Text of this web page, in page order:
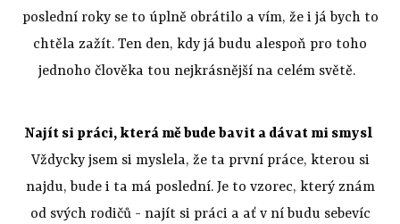
poslední roky se to úplně obrátilo a vím, že i já bych to
chtěla zažít. Ten den, kdy já budu alespoň pro toho
jednoho člověka tou nejkrásnější na celém světě.
Najít si práci, která mě bude bavit a dávat mi smysl
Vždycky jsem si myslela, že ta první práce, kterou si
najdu, bude i ta má poslední. Je to vzorec, který znám
od svých rodičů - najít si práci a ať v ní budu sebevíc